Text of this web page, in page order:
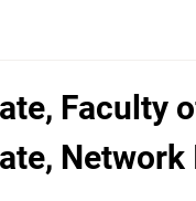
Faculty